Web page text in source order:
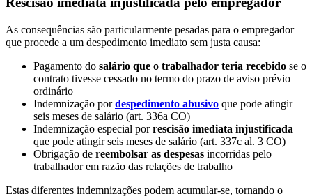
As consequências são particularmente pesadas para o empregador
que procede a um despedimento imediato sem justa causa:
Pagamento do salário que o trabalhador teria recebido se o
contrato tivesse cessado no termo do prazo de aviso prévio
ordinário
Indemnização pordespedimento abusivo que pode atingir
seis meses de salário (art. 336a CO)
Indemnização especial porrescisão imediata injustificada
que pode atingir seis meses de salário (art. 337c al. 3 CO)
Obrigação de reembolsar as despesas incorridas pelo
trabalhador em razão das relações de trabalho
Estas diferentes indemnizações podem acumular-se, tornando o